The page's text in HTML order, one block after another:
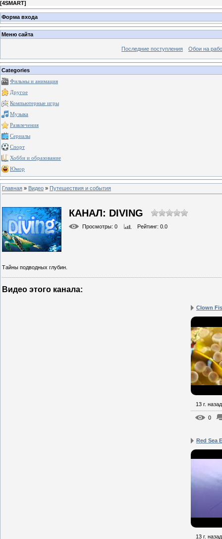
[4SMART]
Форма входа
Меню сайта
Последние поступления Обои на
Categories
Фильмы и анимация
Другое
Компьютерные игры
Музыка
Развлечения
Сериалы
Спорт
Хобби и образование
Юмор
Главная » Видео » Путешествия и события
КАНАЛ: DIVING
Просмотры: 0 Рейтинг: 0.0
Тайны подводных глубин.
Видео этого канала:
Clown
13 г. назад
0
Red Sea
13 г. назад